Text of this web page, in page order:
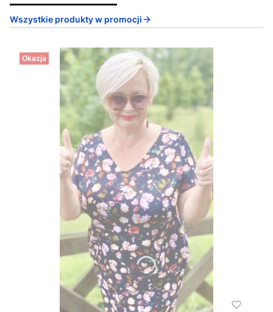
Wszystkie produkty w promocji
Okazja